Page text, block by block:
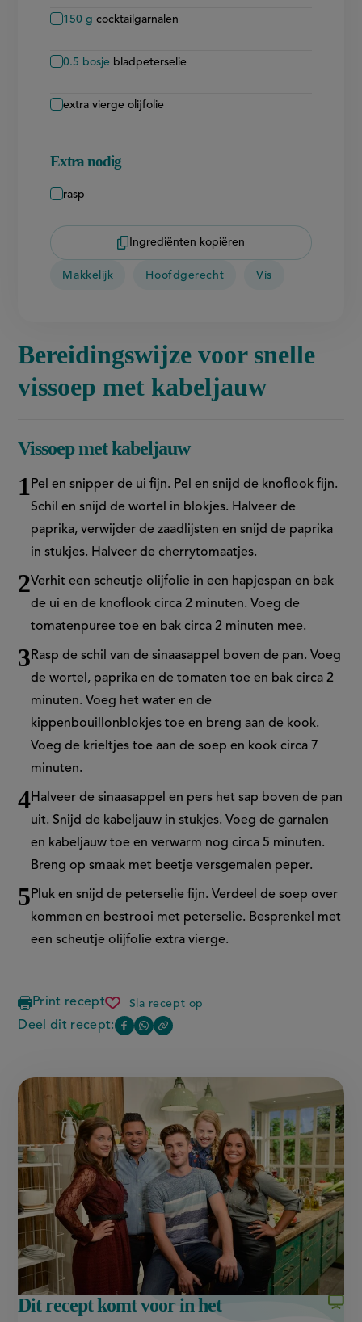
150 g cocktailgarnalen
0.5 bosje bladpeterselie
extra vierge olijfolie
Extra nodig
rasp
Ingrediënten kopiëren
Makkelijk Hoofdgerecht Vis
Bereidingswijze voor snelle
vissoep met kabeljauw
Vissoep met kabeljauw
Pel en snipper de ui fijn. Pel en snijd de knoflook fijn.
Schil en snijd de wortel in blokjes. Halveer de
paprika, verwijder de zaadlijsten en snijd de paprika
in stukjes. Halveer de cherrytomaatjes.
Verhit een scheutje olijfolie in een hapjespan en bak
de ui en de knoflook circa 2 minuten. Voeg de
tomatenpuree toe en bak circa 2 minuten mee.
Rasp de schil van de sinaasappel boven de pan. Voeg
de wortel, paprika en de tomaten toe en bak circa 2
minuten. Voeg het water en de
kippenbouillonblokjes toe en breng aan de kook.
Voeg de krieltjes toe aan de soep en kook circa 7
minuten.
Halveer de sinaasappel en pers het sap boven de pan
uit. Snijd de kabeljauw in stukjes. Voeg de garnalen
en kabeljauw toe en verwarm nog circa 5 minuten.
Breng op smaak met beetje versgemalen peper.
Pluk en snijd de peterselie fijn. Verdeel de soep over
kommen en bestrooi met peterselie. Besprenkel met
een scheutje olijfolie extra vierge.
Print recept Sla recept op
snelle
vissoep
met
Deel dit recept:
Deel
pagina
op
Facebook
(opent
in
nieuw
venster,
externe
link)
Deel
pagina
WhatsApp
(opent
nieuw
venster,
externe
link)
Copy
of
this
page
Dit recept komt voor in het